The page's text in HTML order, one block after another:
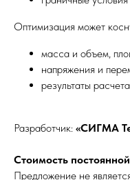
Оптимизация может
масса и объем,
напряжения и
результаты
Разработчик: «СИГМА
Стоимость
Предложение не